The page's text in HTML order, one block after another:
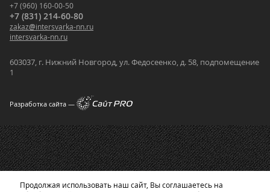
+7 (960) 160-00-50
+7 (831) 214-60-80
zakaz@intersvarka-nn.ru
intersvarka-nn.ru
603037, г. Нижний Новгород, ул. Федосеенко, д. 58, подпомещение
1
Разработка сайта —
Продолжая использовать наш сайт, Вы соглашаетесь на